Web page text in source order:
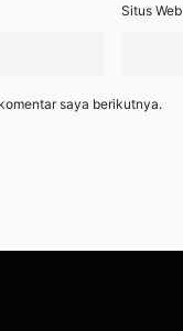
Situs Web
saya berikutnya.